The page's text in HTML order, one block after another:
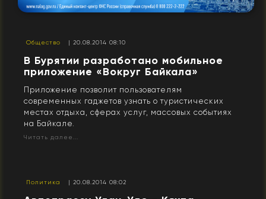
Общество | 20.08.2014 08:10
В Бурятии разработано мобильное
приложение «Вокруг Байкала»
Приложение позволит пользователям
современных гаджетов узнать о туристических
местах отдыха, сферах услуг, массовых событиях
на Байкале.
Читать далее...
Политика | 20.08.2014 08:02